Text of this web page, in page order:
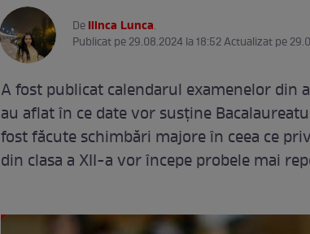
DeIlinca Lunca.
Publicat pe 29.08.2024 la 18:52 Actualizat pe
A fost publicat calendarul examenelor din
au aflat în ce date vor susține
fost făcute schimbări majore în ceea ce
din clasa a XII-a vor începe probele mai